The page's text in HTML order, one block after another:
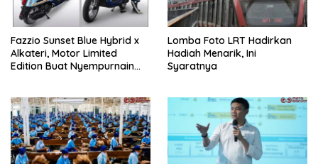
Fazzio Sunset Blue Hybrid x
Alkateri, Motor Limited
Edition Buat Nyempurnain
Lomba Foto LRT Hadirkan
Hadiah Menarik, Ini
Syaratnya